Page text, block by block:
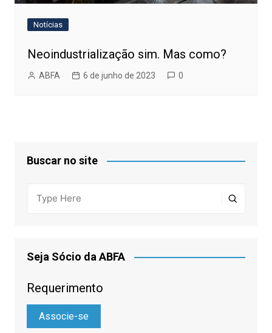
Notícias
Neoindustrialização sim. Mas como?
ABFA 6 de junho de 2023 0
Buscar no site
Seja Sócio da ABFA
Requerimento
Associe-se